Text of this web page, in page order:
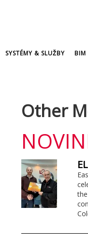
Select
SYSTÉMY & SLUŽBY BIM
Other